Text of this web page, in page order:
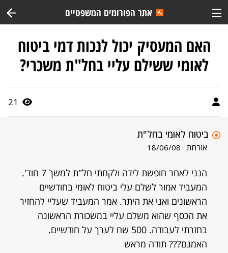
אתר הפורומים המשפטיים
האם המעסיק יכול לנכות דמי ביטוח
לאומי ששילם עליי בחל"ת משכרי?
21
ביטוח לאומי בחל"ת
אורחת 18/06/08
הנני לאחר חופשת לידה ולקחתי חל"ת למשך 7 חוד'.
המעביד אמור לשלם עלי ביטוח לאומי בחודשיים
הראשונים ואני את היתר. אמר המעביד שעליי להחזיר
את הכסף שהוא משלם עליי במשכורת הראשונה
בחזרתי לעבודה. 500 שח לערך על חודשיים.
האמנם??? תודה מראש